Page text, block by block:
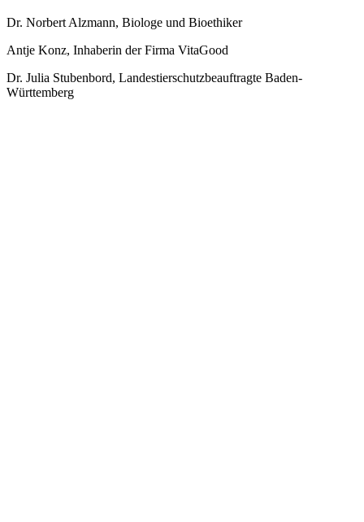
Dr. Norbert Alzmann, Biologe und Bioethiker
Antje Konz, Inhaberin der Firma VitaGood
Dr. Julia Stubenbord, Landestierschutzbeauftragte Baden-
Württemberg